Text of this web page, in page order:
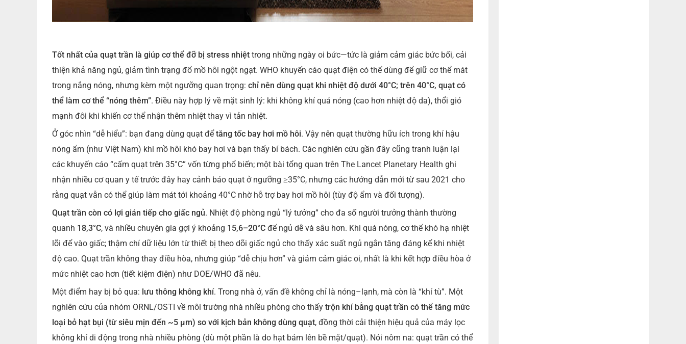
Tốt nhất của quạt trần là giúp cơ thể đỡ bị stress nhiệt trong những ngày oi bức—tức là giảm cảm giác bức bối, cải
thiện khả năng ngủ, giảm tình trạng đổ mồ hôi ngột ngạt. WHO khuyến cáo quạt điện có thể dùng để giữ cơ thể mát
trong nắng nóng, nhưng kèm một ngưỡng quan trọng: chỉ nên dùng quạt khi nhiệt độ dưới 40°C; trên 40°C, quạt có
thể làm cơ thể “nóng thêm”. Điều này hợp lý về mặt sinh lý: khi không khí quá nóng (cao hơn nhiệt độ da), thổi gió
mạnh đôi khi khiến cơ thể nhận thêm nhiệt thay vì tản nhiệt.
Ở góc nhìn “dễ hiểu”: bạn đang dùng quạt đểtăng tốc bay hơi mồ hôi. Vậy nên quạt thường hữu ích trong khí hậu
nóng ẩm (như Việt Nam) khi mồ hôi khó bay hơi và bạn thấy bí bách. Các nghiên cứu gần đây cũng tranh luận lại
các khuyến cáo “cấm quạt trên 35°C” vốn từng phổ biến; một bài tổng quan trên The Lancet Planetary Health ghi
nhận nhiều cơ quan y tế trước đây hay cảnh báo quạt ở ngưỡng ≥35°C, nhưng các hướng dẫn mới từ sau 2021 cho
rằng quạt vẫn có thể giúp làm mát tới khoảng 40°C nhờ hỗ trợ bay hơi mồ hôi (tùy độ ẩm và đối tượng).
Quạt trần còn có lợi gián tiếp cho giấc ngủ. Nhiệt độ phòng ngủ “lý tưởng” cho đa số người trưởng thành thường
quanh 18,3°C, và nhiều chuyên gia gợi ý khoảng 15,6–20°C để ngủ dễ và sâu hơn. Khi quá nóng, cơ thể khó hạ nhiệt
lõi để vào giấc; thậm chí dữ liệu lớn từ thiết bị theo dõi giấc ngủ cho thấy xác suất ngủ ngắn tăng đáng kể khi nhiệt
độ cao. Quạt trần không thay điều hòa, nhưng giúp “dễ chịu hơn” và giảm cảm giác oi, nhất là khi kết hợp điều hòa ở
mức nhiệt cao hơn (tiết kiệm điện) như DOE/WHO đã nêu.
Một điểm hay bị bỏ qua: lưu thông không khí. Trong nhà ở, vấn đề không chỉ là nóng–lạnh, mà còn là “khí tù”. Một
nghiên cứu của nhóm ORNL/OSTI về môi trường nhà nhiều phòng cho thấy trộn khí bằng quạt trần có thể tăng mức
loại bỏ hạt bụi (từ siêu mịn đến ~5 µm) so với kịch bản không dùng quạt, đồng thời cải thiện hiệu quả của máy lọc
không khí di động trong nhà nhiều phòng (dù một phần là do hạt bám lên bề mặt/quạt). Nói nôm na: quạt trần có thể